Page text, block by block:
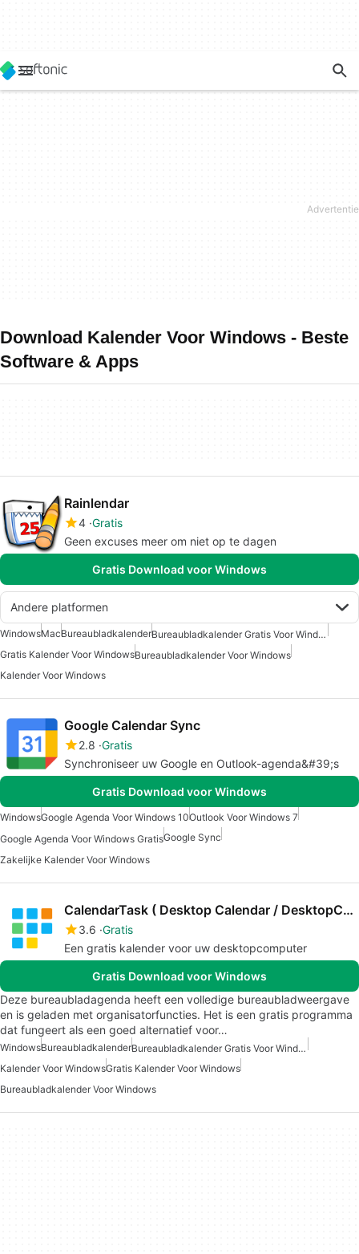
Download Kalender Voor Windows - Beste
Software & Apps
Rainlendar
4 Gratis
Geen excuses meer om niet op te dagen
Gratis Download voor Windows
Andere platformen
WindowsMacBureaubladkalender
Bureaubladkalender Gratis Voor Windows
Gratis Kalender Voor WindowsBureaubladkalender Voor Windows
Kalender Voor Windows
Google Calendar Sync
2.8 Gratis
Synchroniseer uw Google en Outlook-agenda&#39;s
Gratis Download voor Windows
WindowsGoogle Agenda Voor Windows 10Outlook Voor Windows 7
Google Agenda Voor Windows GratisGoogle Sync
Zakelijke Kalender Voor Windows
CalendarTask ( Desktop Calendar / DesktopCal )
3.6 Gratis
Een gratis kalender voor uw desktopcomputer
Gratis Download voor Windows
Deze bureaubladagenda heeft een volledige bureaubladweergave
en is geladen met organisatorfuncties. Het is een gratis programma
dat fungeert als een goed alternatief voor…
WindowsBureaubladkalender
Bureaubladkalender Gratis Voor Windows
Kalender Voor WindowsGratis Kalender Voor Windows
Bureaubladkalender Voor Windows